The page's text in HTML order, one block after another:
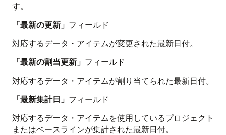
す。
「最新の更新」 フィールド
対応するデータ・アイテムが変更された最新日付。
「最新の割当更新」 フィールド
対応するデータ・アイテムが割り当てられた最新日付。
「最新集計日」 フィールド
対応するデータ・アイテムを使用しているプロジェクト
またはベースラインが集計された最新日付。